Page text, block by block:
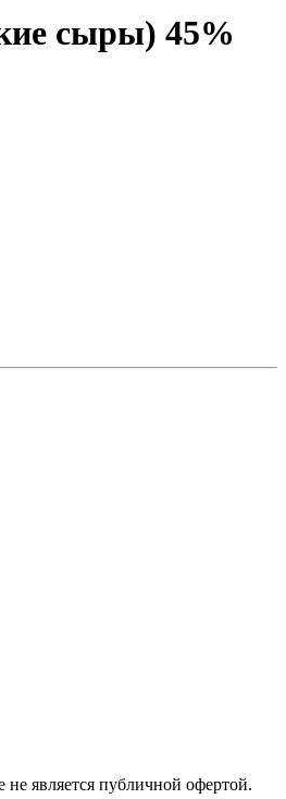
сыры) 45%
является публичной офертой.